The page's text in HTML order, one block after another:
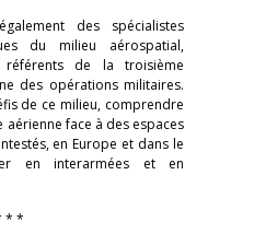
des spécialistes
du milieu aérospatial,
de la troisième
des opérations militaires.
de ce milieu, comprendre
face à des espaces
en Europe et dans le
en interarmées et en
* *